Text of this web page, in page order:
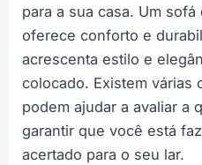
para a sua casa. Um
oferece conforto e
acrescenta estilo e
colocado. Existem várias
podem ajudar a avaliar a
garantir que você está
acertado para o seu lar.